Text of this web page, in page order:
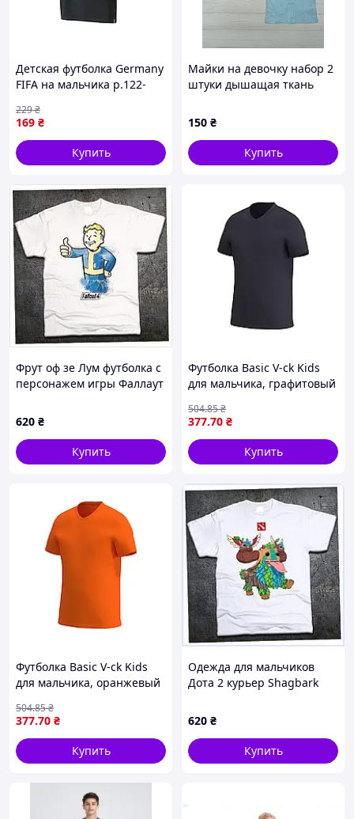
Детская футболка Germany
FIFA на мальчика р.122-
169 ₴
229₴
Купить
Майки на девочку набор 2
штуки дышащая ткань
цвета арт 1977
150 ₴
Купить
Фрут оф зе Лум футболка с
персонажем игры Фаллаут
620 ₴
Купить
Футболка Basic V-ck Kids
для мальчика, графитовый
377.70 ₴
504.85₴
Купить
Футболка Basic V-ck Kids
для мальчика, оранжевый
377.70 ₴
504.85₴
Купить
Одежда для мальчиков
Дота 2 курьер Shagbark
620 ₴
Купить